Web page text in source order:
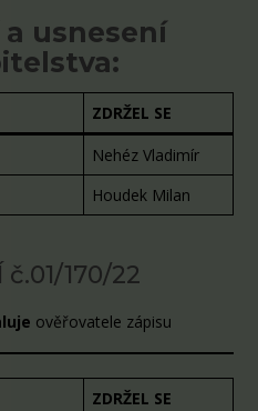
usnesení
ZDRŽEL SE
Nehéz Vladimír
Houdek Milan
č.01/170/22
ověřovatele zápisu
ZDRŽEL SE